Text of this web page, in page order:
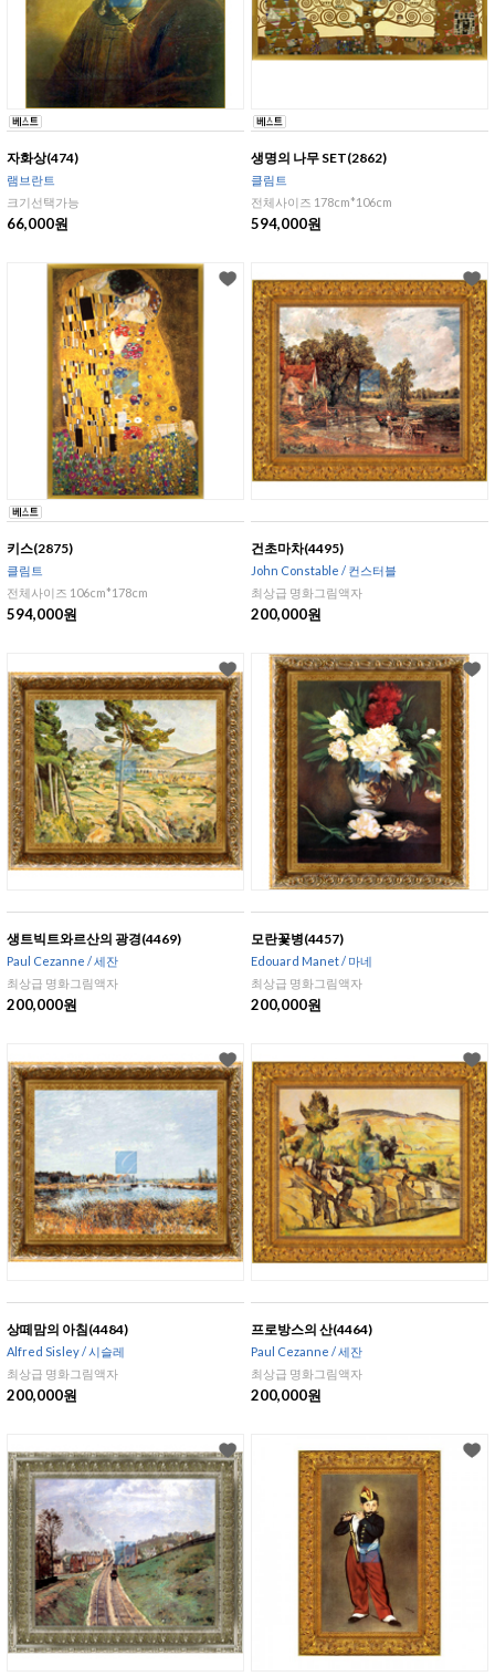
자화상(474)
램브란트
크기선택가능
66,000원
생명의 나무 SET(2862)
클림트
전체사이즈 178cm*106cm
594,000원
키스(2875)
클림트
전체사이즈 106cm*178cm
594,000원
건초마차(4495)
John Constable / 컨스터블
최상급 명화그림액자
200,000원
생트빅트와르산의 광경(4469)
Paul Cezanne / 세잔
최상급 명화그림액자
200,000원
모란꽃병(4457)
Edouard Manet / 마네
최상급 명화그림액자
200,000원
상떼맘의 아침(4484)
Alfred Sisley / 시슬레
최상급 명화그림액자
200,000원
프로방스의 산(4464)
Paul Cezanne / 세잔
최상급 명화그림액자
200,000원